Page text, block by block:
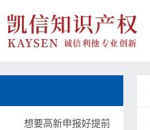
想要高新申报好提前